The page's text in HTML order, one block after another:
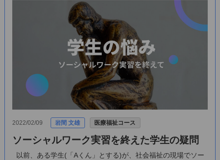
2022/02/09 岩間 文雄 医療福祉コース
ソーシャルワーク実習を終えた学生の疑問
以前、ある学生(「Aくん」とする)が、社会福祉の現場でソー